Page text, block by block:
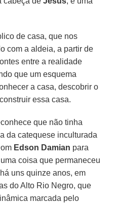
de casa, que nos
com a aldeia, a partir de
entre a realidade
que um esquema
a casa, descobrir o
essa casa.
que não tinha
da catequese inculturada
Edson Damian para
coisa que permaneceu
uns quinze anos, em
do Alto Rio Negro, que
marcada pelo